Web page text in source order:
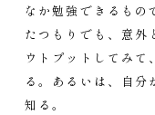
なか勉強できるもの
たつもりでも、意外
ウトプットしてみて
る。あるいは、自分
知る。